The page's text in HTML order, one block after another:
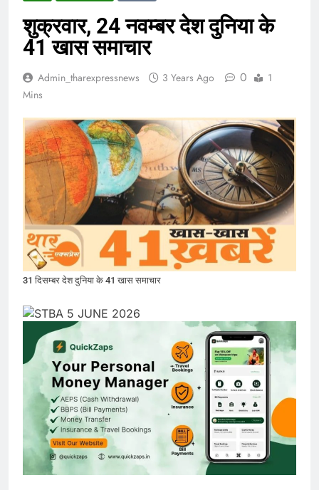
शुक्रवार, 24 नवम्बर देश दुनिया के
41 खास समाचार
Admin_tharexpressnews 3 Years Ago 0
1
Mins
31 दिसम्बर देश दुनिया के 41 खास समाचार